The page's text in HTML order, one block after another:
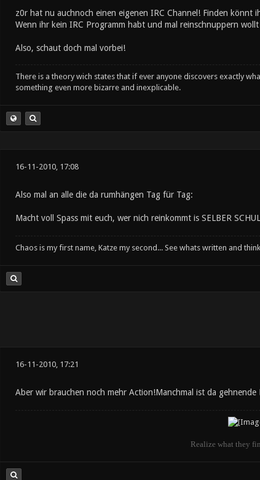
z0r hat nu auchnoch einen eigenen IRC Channel! Finden könnt
Wenn ihr kein IRC Programm habt und mal reinschnuppern
Also, schaut doch mal vorbei!
There is a theory wich states that if ever anyone discovers exactly
something even more bizarre and inexplicable.
16-11-2010, 17:08
Also mal an alle die da rumhängen Tag für Tag:
Macht voll Spass mit euch, wer nich reinkommt is SELBER
Chaos is my first name, Katze my second... See whats written and
16-11-2010, 17:21
Aber wir brauchen noch mehr Action!Manchmal ist da gehnende
Realize what they